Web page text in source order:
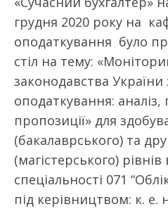
грудня 2020 року на
оподаткування було
стіл на тему:
законодавства України
оподаткування:
пропозиції» для
(бакалаврського) та
(магістерського) рівнів
спеціальності 071
під керівництвом: к.